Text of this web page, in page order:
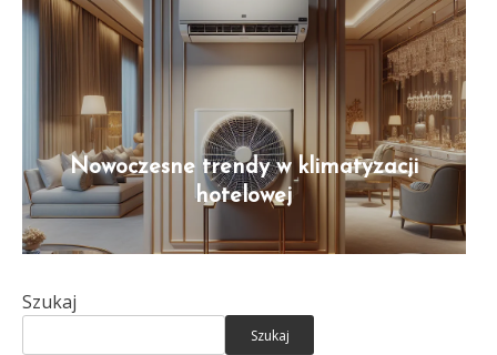
Nowoczesne trendy w klimatyzacji
hotelowej
Szukaj
Szukaj